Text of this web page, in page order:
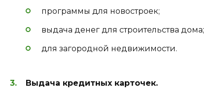
программы для новостроек;
выдача денег для строительства дома;
для загородной недвижимости.
Выдача кредитных карточек.